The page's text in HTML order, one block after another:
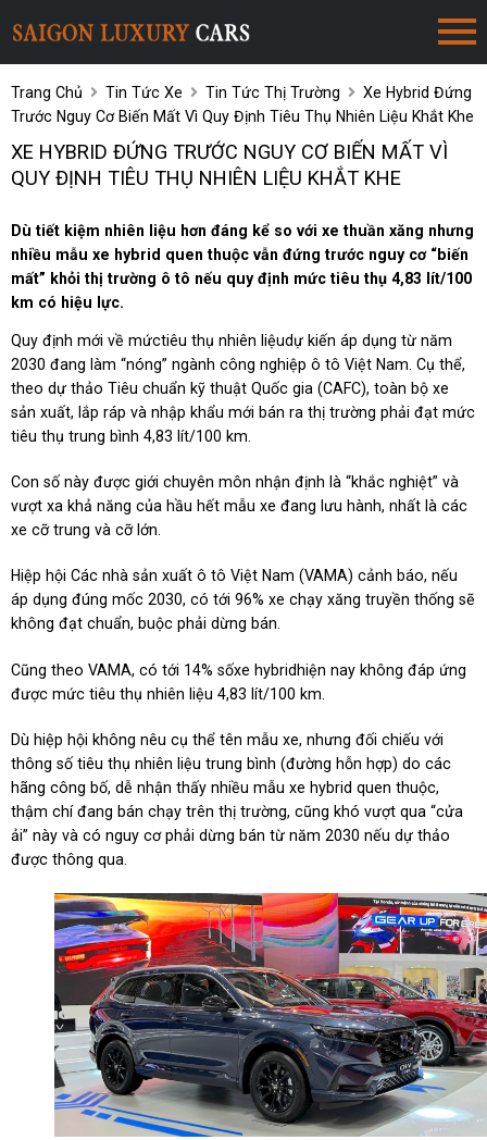
Trang Chủ Tin Tức Xe Tin Tức Thị Trường
Xe Hybrid Đứng
Trước Nguy Cơ Biến Mất Vì Quy Định Tiêu Thụ Nhiên Liệu Khắt Khe
XE HYBRID ĐỨNG TRƯỚC NGUY CƠ BIẾN MẤT VÌ
QUY ĐỊNH TIÊU THỤ NHIÊN LIỆU KHẮT KHE
Dù tiết kiệm nhiên liệu hơn đáng kể so với xe thuần xăng nhưng
nhiều mẫu xe hybrid quen thuộc vẫn đứng trước nguy cơ “biến
mất” khỏi thị trường ô tô nếu quy định mức tiêu thụ 4,83 lít/100
km có hiệu lực.
Quy định mới về mứctiêu thụ nhiên liệudự kiến áp dụng từ năm
2030 đang làm “nóng” ngành công nghiệp ô tô Việt Nam. Cụ thể,
theo dự thảo Tiêu chuẩn kỹ thuật Quốc gia (CAFC), toàn bộ xe
sản xuất, lắp ráp và nhập khẩu mới bán ra thị trường phải đạt mức
tiêu thụ trung bình 4,83 lít/100 km.
Con số này được giới chuyên môn nhận định là “khắc nghiệt” và
vượt xa khả năng của hầu hết mẫu xe đang lưu hành, nhất là các
xe cỡ trung và cỡ lớn.
Hiệp hội Các nhà sản xuất ô tô Việt Nam (VAMA) cảnh báo, nếu
áp dụng đúng mốc 2030, có tới 96% xe chạy xăng truyền thống sẽ
không đạt chuẩn, buộc phải dừng bán.
Cũng theo VAMA, có tới 14% sốxe hybridhiện nay không đáp ứng
được mức tiêu thụ nhiên liệu 4,83 lít/100 km.
Dù hiệp hội không nêu cụ thể tên mẫu xe, nhưng đối chiếu với
thông số tiêu thụ nhiên liệu trung bình (đường hỗn hợp) do các
hãng công bố, dễ nhận thấy nhiều mẫu xe hybrid quen thuộc,
thậm chí đang bán chạy trên thị trường, cũng khó vượt qua “cửa
ải” này và có nguy cơ phải dừng bán từ năm 2030 nếu dự thảo
được thông qua.